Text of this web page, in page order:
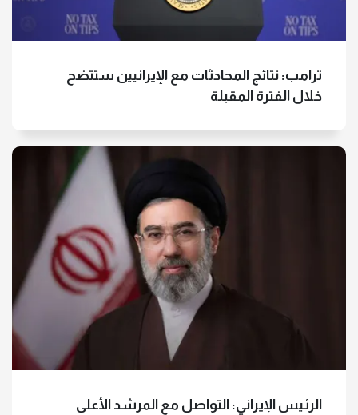
الإخوان الإرهابي
بعد أيام من زيارة ترامب.. بوتين في
الصين غدا
الولايات المتحدة تخشى من استفادة
الصين من الصراع مع إيران
ترامب: نتائج المحادثات مع الإيرانيين ستتضح
خلال الفترة المقبلة
الرئيس الإيراني: التواصل مع المرشد الأعلى